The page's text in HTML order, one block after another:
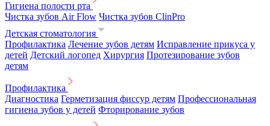
Гигиена полости рта
Чистка зубов Air Flow Чистка зубов ClinPro
Детская стоматология
Профилактика Лечение зубов детям Исправление прикуса у
детей Детский логопед Хирургия Протезирование зубов
детям
Профилактика
Диагностика Герметизация фиссур детям Профессиональная
гигиена зубов у детей Фторирование зубов